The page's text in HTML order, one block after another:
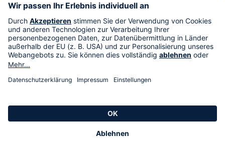
Im TV
HSE International